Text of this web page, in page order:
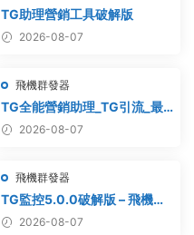
TG助理營銷工具破解版
2026-08-07
飛機群發器
TG全能營銷助理_TG引流_最
新破解版
2026-08-07
飛機群發器
TG監控5.0.0破解版 – 飛機監
聽軟件2026-08-07